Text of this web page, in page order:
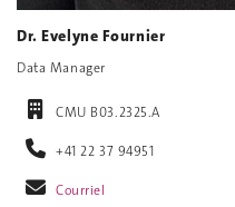
Dr. Evelyne Fournier
Data Manager
CMU B03.2325.A
+41 22 37 94951
Courriel